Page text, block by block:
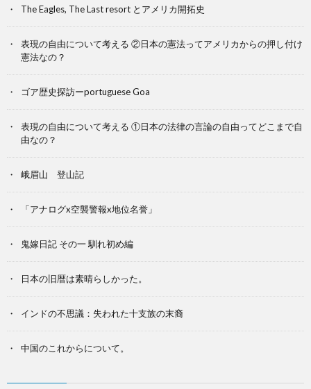
The Eagles, The Last resort とアメリカ開拓史
表現の自由について考える ②日本の憲法ってアメリカからの押し付け
憲法なの？
ゴア歴史探訪ーportuguese Goa
表現の自由について考える ①日本の法律の言論の自由ってどこまで自
由なの？
峨眉山 登山記
「アナログx空襲警報x地位名誉」
鬼嫁日記 その一 馴れ初め編
日本の旧暦は素晴らしかった。
インドの不思議：失われた十支族の末裔
中国のこれからについて。